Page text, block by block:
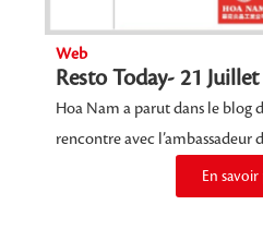
Web
Resto Today- 21
Hoa Nam a parut dans le blog
rencontre avec l’ambassadeur
En savoir